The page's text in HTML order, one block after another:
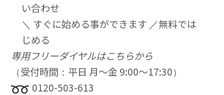
い合わせ
＼ すぐに始める事ができます ／無料では
じめる
専用フリーダイヤルはこちらから
（受付時間：平日 月〜金 9:00〜17:30）
0120-503-613